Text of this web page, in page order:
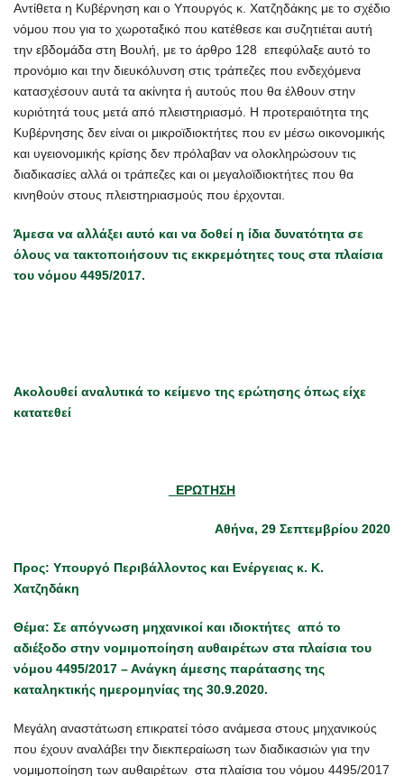
Αντίθετα η Κυβέρνηση και ο Υπουργός κ. Χατζηδάκης με το σχέδιο
νόμου που για το χωροταξικό που κατέθεσε και συζητιέται αυτή
την εβδομάδα στη Βουλή, με το άρθρο 128 επεφύλαξε αυτό το
προνόμιο και την διευκόλυνση στις τράπεζες που ενδεχόμενα
κατασχέσουν αυτά τα ακίνητα ή αυτούς που θα έλθουν στην
κυριότητά τους μετά από πλειστηριασμό. Η προτεραιότητα της
Κυβέρνησης δεν είναι οι μικροϊδιοκτήτες που εν μέσω οικονομικής
και υγειονομικής κρίσης δεν πρόλαβαν να ολοκληρώσουν τις
διαδικασίες αλλά οι τράπεζες και οι μεγαλοϊδιοκτήτες που θα
κινηθούν στους πλειστηριασμούς που έρχονται.
Άμεσα να αλλάξει αυτό και να δοθεί η ίδια δυνατότητα σε
όλους να τακτοποιήσουν τις εκκρεμότητες τους στα πλαίσια
του νόμου 4495/2017.
Ακολουθεί αναλυτικά το κείμενο της ερώτησης όπως είχε
κατατεθεί
ΕΡΩΤΗΣΗ
Αθήνα, 29 Σεπτεμβρίου 2020
Προς: Υπουργό Περιβάλλοντος και Ενέργειας κ. Κ.
Χατζηδάκη
Θέμα: Σε απόγνωση μηχανικοί και ιδιοκτήτες από το
αδιέξοδο στην νομιμοποίηση αυθαιρέτων στα πλαίσια του
νόμου 4495/2017 – Ανάγκη άμεσης παράτασης της
καταληκτικής ημερομηνίας της 30.9.2020.
Μεγάλη αναστάτωση επικρατεί τόσο ανάμεσα στους μηχανικούς
που έχουν αναλάβει την διεκπεραίωση των διαδικασιών για την
νομιμοποίηση των αυθαιρέτων στα πλαίσια του νόμου 4495/2017